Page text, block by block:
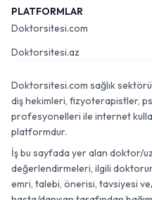
PLATFORMLAR
Doktorsitesi.com
Doktorsitesi.az
Doktorsitesi.com sağlık
diş hekimleri, fizyoterapistler,
profesyonelleri ile internet
platformdur.
İş bu sayfada yer alan doktor/
değerlendirmeleri, ilgili
emri, talebi, önerisi, tavsiyesi